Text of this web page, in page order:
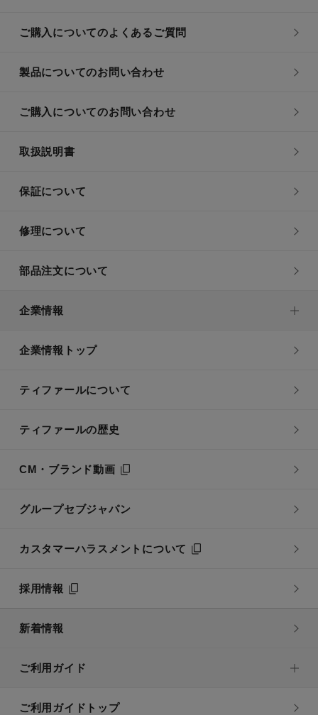
ご購入についてのよくあるご質問
製品についてのお問い合わせ
ご購入についてのお問い合わせ
取扱説明書
保証について
修理について
部品注文について
企業情報
企業情報トップ
ティファールについて
ティファールの歴史
CM・ブランド動画
グループセブジャパン
カスタマーハラスメントについて
採用情報
新着情報
ご利用ガイド
ご利用ガイドトップ